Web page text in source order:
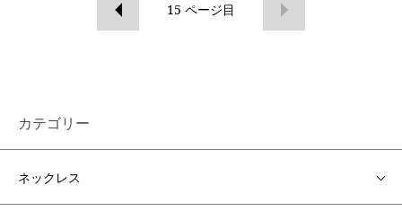
15 ページ目
カテゴリー
ネックレス